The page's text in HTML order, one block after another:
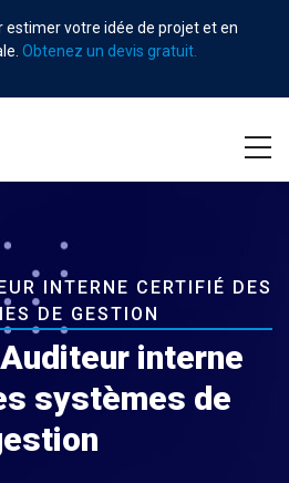
votre idée de projet et en
Obtenez un devis gratuit.
INTERNE CERTIFIÉ DES
DE GESTION
interne
systèmes de